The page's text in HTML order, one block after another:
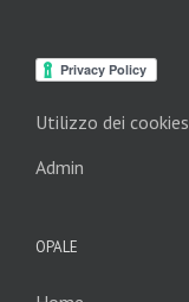
Utilizzo dei cookies
Admin
OPALE